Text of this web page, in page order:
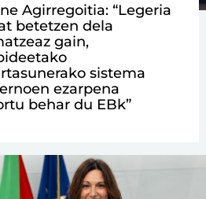
Agirregoitia: “Legeria
betetzen dela
gain,
sistema
ezarpena
behar du EBk”